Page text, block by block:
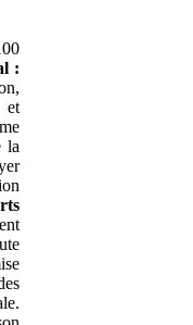
:
et
la